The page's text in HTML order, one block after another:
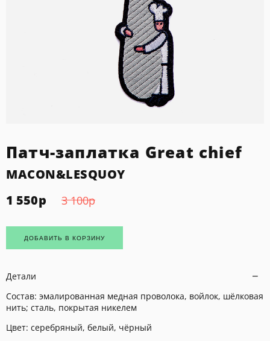
Патч-заплатка Great chief
MACON&LESQUOY
1 550р 3 100р
ДОБАВИТЬ В КОРЗИНУ
Детали
Состав: эмалированная медная проволока, войлок, шёлковая
нить; сталь, покрытая никелем
Цвет: серебряный, белый, чёрный